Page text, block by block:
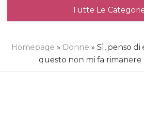
Tutte Le
Homepage » Donne » Sì, penso di
questo non mi fa rimanere